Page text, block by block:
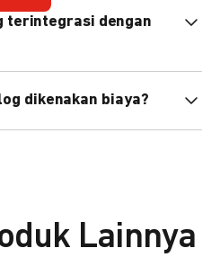
terintegrasi dengan
di website Anda.
dikenakan biaya?
Lainnya